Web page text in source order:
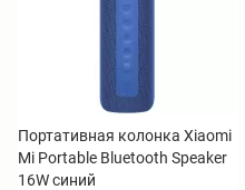
Портативная колонка Xiaomi
Mi Portable Bluetooth Speaker
16W синий